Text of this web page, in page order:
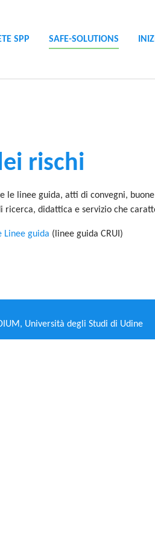
SPP SAFE-SOLUTIONS
rischi
le linee guida, atti di convegni,
didattica e servizio che
Linee guida (linee guida CRUI)
Università degli Studi di Udine